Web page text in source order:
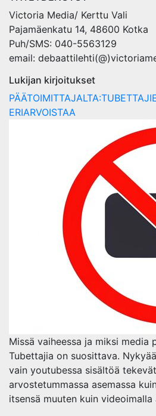
Victoria Media/ Kerttu Vali
Pajamäenkatu 14, 48600 Kotka
Puh/SMS: 040-5563129
email:
Lukijan kirjoitukset
ERIARVOISTAA
Missä vaiheessa ja miksi media
Tubettajia on suosittava.
vain youtubessa sisältöä
arvostetummassa asemassa
itsensä muuten kuin videoimalla